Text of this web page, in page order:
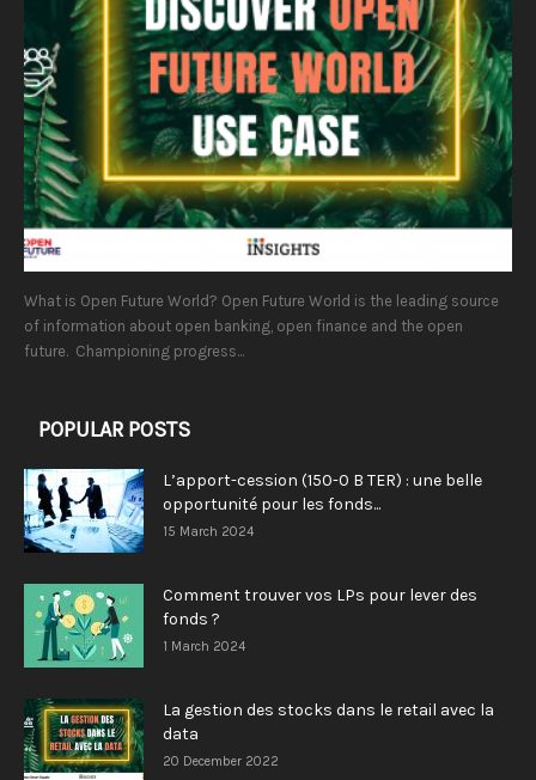
What is Open Future World? Open Future World is the leading source
of information about open banking, open finance and the open
future. Championing progress...
POPULAR POSTS
L’apport-cession (150-0 B TER) : une belle
opportunité pour les fonds...
15 March 2024
Comment trouver vos LPs pour lever des
fonds ?
1 March 2024
La gestion des stocks dans le retail avec la
data
20 December 2022